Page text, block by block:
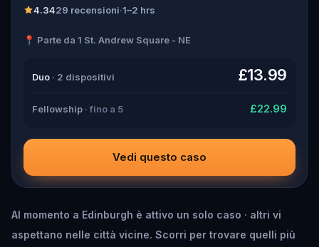
Walter, the obsessed boyfriend? Percy, the ghost tour
suspects, and expose the real murderer before they strike
4.3429 recensioni·1–2 hrs
📍 Parte da 1 St. Andrew Square - NE
Duo · 2 dispositivi £13.99
Fellowship · fino a 5 £22.99
Vedi questo caso
Al momento a Edinburgh è attivo un solo caso · altri vi
aspettano nelle città vicine. Scorri per trovare quelli più